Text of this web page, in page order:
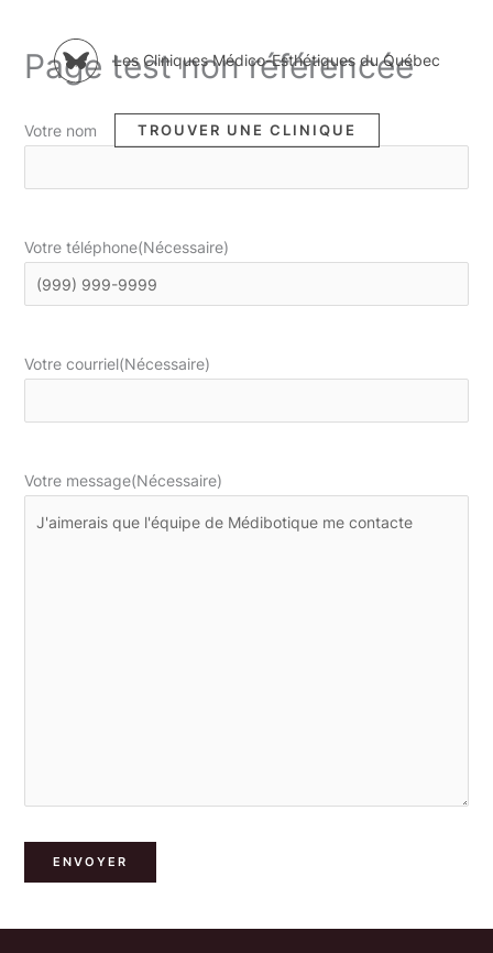
Les Cliniques Médico-Esthétiques du Québec
TROUVER UNE CLINIQUE
Page test non référencée
Votre nom
Votre téléphone(Nécessaire)
Votre courriel(Nécessaire)
Votre message(Nécessaire)
ENVOYER